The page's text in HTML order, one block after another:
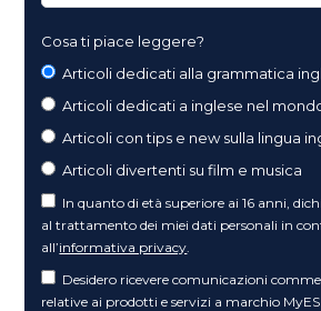
Cosa ti piace leggere?
Articoli dedicati alla grammatica
Articoli dedicati a inglese nel
Articoli con tips e new sulla lingua
Articoli divertenti su film e musica
In quanto di età superiore ai 16 anni,
al trattamento dei miei dati personali in
all’informativa privacy
Desidero ricevere comunicazioni
relative ai prodotti e servizi a marchio MyES